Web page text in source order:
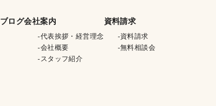
ブログ会社案内
代表挨拶・経営理念
会社概要
スタッフ紹介
資料請求
資料請求
無料相談会